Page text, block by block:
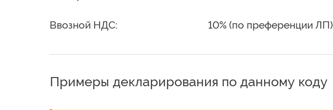
Ввозной НДС: 10% (по преференции ЛП)
Примеры декларирования по данному коду